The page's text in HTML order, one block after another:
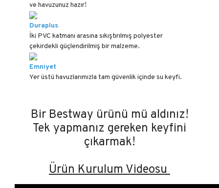
ve havuzunuz hazır!
Duraplus
İki PVC katmanı arasına sıkıştırılmış polyester
çekirdekli güçlendirilmiş bir malzeme.
Emniyet
Yer üstü havuzlarımızla tam güvenlik içinde su keyfi.
Bir Bestway ürünü mü aldınız!
Tek yapmanız gereken keyfini
çıkarmak!
Ürün Kurulum Videosu